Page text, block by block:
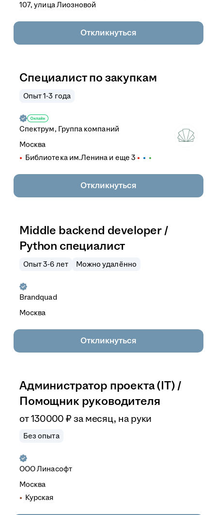
107, улица Лиозновой
Откликнуться
Специалист по закупкам
Опыт 1-3 года
Спектрум, Группа компаний
Москва
Библиотека им.Ленина и еще 3
Откликнуться
Middle backend developer /
Python специалист
Опыт 3-6 лет Можно удалённо
Brandquad
Москва
Откликнуться
Администратор проекта (IT) /
Помощник руководителя
от130 000 ₽ за месяц, на руки
Без опыта
ОООЛинасофт
Москва
Курская